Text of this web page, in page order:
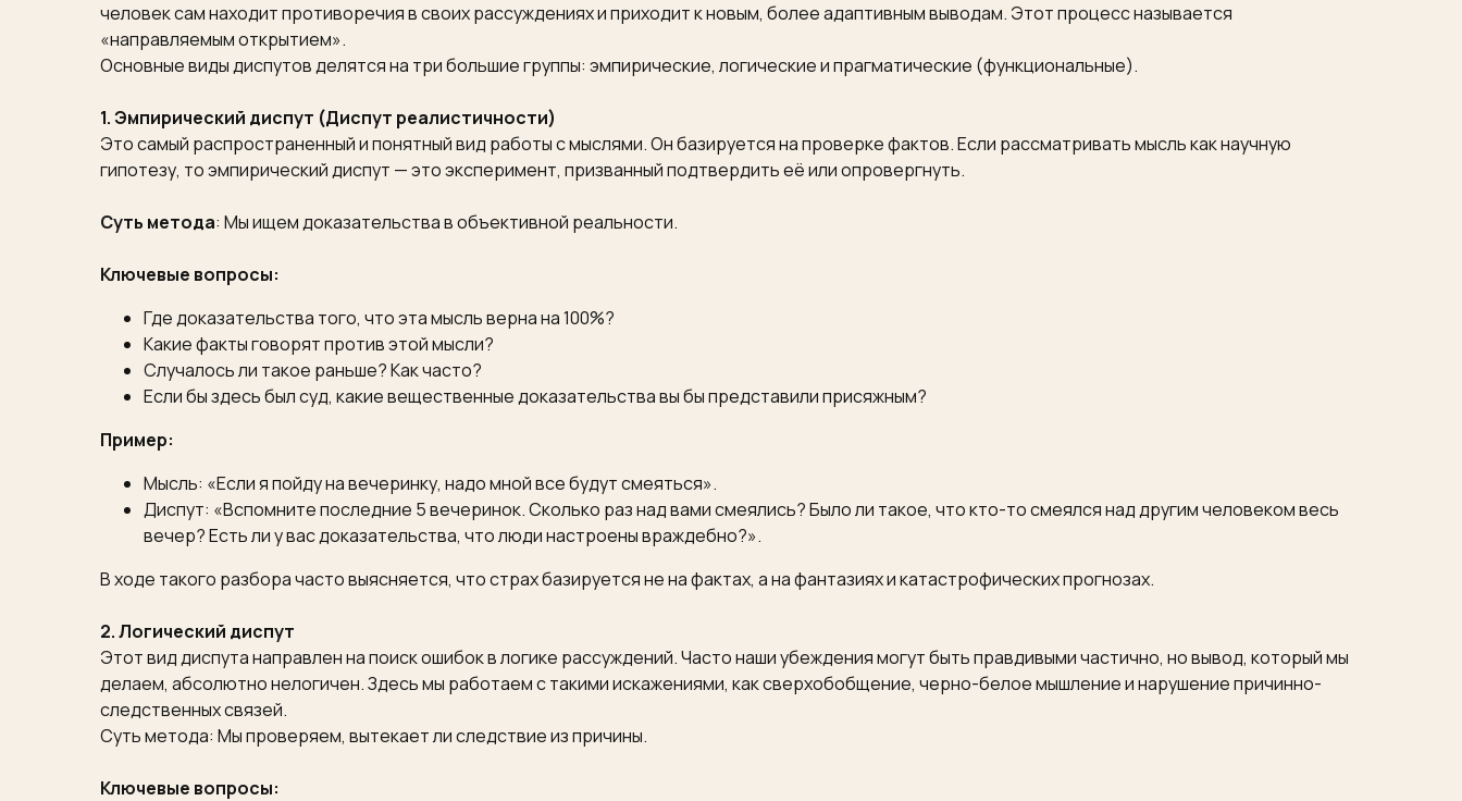
человек сам находит противоречия в своих рассуждениях и приходит к новым, более адаптивным выводам. Этот процесс называется
«направляемым открытием».
Основные виды диспутов делятся на три большие группы: эмпирические, логические и прагматические (функциональные).
1. Эмпирический диспут (Диспут реалистичности)
Это самый распространенный и понятный вид работы с мыслями. Он базируется на проверке фактов. Если рассматривать мысль как научную
гипотезу, то эмпирический диспут — это эксперимент, призванный подтвердить её или опровергнуть.
Суть метода: Мы ищем доказательства в объективной реальности.
Ключевые вопросы:
Где доказательства того, что эта мысль верна на 100%?
Какие факты говорят против этой мысли?
Случалось ли такое раньше? Как часто?
Если бы здесь был суд, какие вещественные доказательства вы бы представили присяжным?
Пример:
Мысль: «Если я пойду на вечеринку, надо мной все будут смеяться».
Диспут: «Вспомните последние 5 вечеринок. Сколько раз над вами смеялись? Было ли такое, что кто-то смеялся над другим человеком весь
вечер? Есть ли у вас доказательства, что люди настроены враждебно?».
В ходе такого разбора часто выясняется, что страх базируется не на фактах, а на фантазиях и катастрофических прогнозах.
2. Логический диспут
Этот вид диспута направлен на поиск ошибок в логике рассуждений. Часто наши убеждения могут быть правдивыми частично, но вывод, который мы
делаем, абсолютно нелогичен. Здесь мы работаем с такими искажениями, как сверхобобщение, черно-белое мышление и нарушение причинно-
следственных связей.
Суть метода: Мы проверяем, вытекает ли следствие из причины.
Ключевые вопросы: